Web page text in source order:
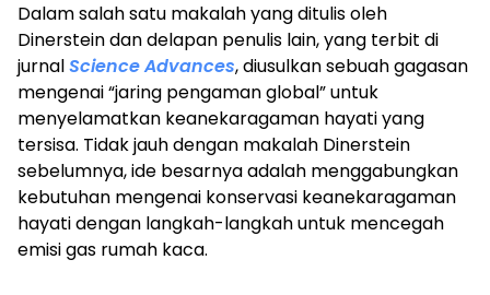
Dalam salah satu makalah yang ditulis oleh
Dinerstein dan delapan penulis lain, yang terbit di
jurnalScience Advances, diusulkan sebuah gagasan
mengenai “jaring pengaman global” untuk
menyelamatkan keanekaragaman hayati yang
tersisa. Tidak jauh dengan makalah Dinerstein
sebelumnya, ide besarnya adalah menggabungkan
kebutuhan mengenai konservasi keanekaragaman
hayati dengan langkah-langkah untuk mencegah
emisi gas rumah kaca.